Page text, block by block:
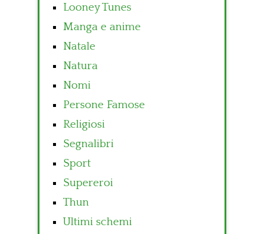
Looney Tunes
Manga e anime
Natale
Natura
Nomi
Persone Famose
Religiosi
Segnalibri
Sport
Supereroi
Thun
Ultimi schemi